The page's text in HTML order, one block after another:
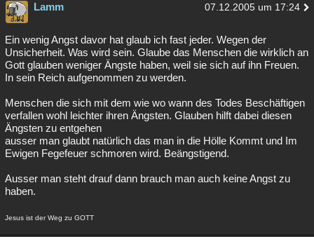
Lamm 07.12.2005 um 17:24
Ein wenig Angst davor hat glaub ich fast jeder. Wegen der
Unsicherheit. Was wird sein. Glaube das Menschen die wirklich an
Gott glauben weniger Ängste haben, weil sie sich auf ihn Freuen.
In sein Reich aufgenommen zu werden.
Menschen die sich mit dem wie wo wann des Todes Beschäftigen
verfallen wohl leichter ihren Ängsten. Glauben hilft dabei diesen
Ängsten zu entgehen
ausser man glaubt natürlich das man in die Hölle Kommt und Im
Ewigen Fegefeuer schmoren wird. Beängstigend.
Ausser man steht drauf dann brauch man auch keine Angst zu
haben.
Jesus ist der Weg zu GOTT